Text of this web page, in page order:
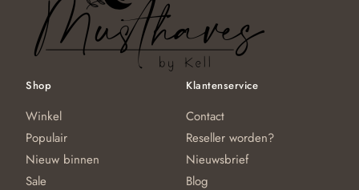
Shop
Winkel
Populair
Nieuw binnen
Sale
Klantenservice
Contact
Reseller worden?
Nieuwsbrief
Blog